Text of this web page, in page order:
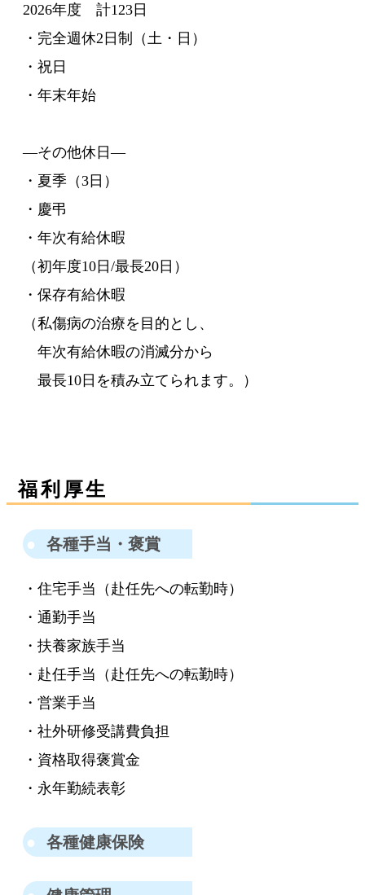
2026年度 計123日
・完全週休2日制（土・日）
・祝日
・年末年始
―その他休日―
・夏季（3日）
・慶弔
・年次有給休暇
（初年度10日/最長20日）
・保存有給休暇
（私傷病の治療を目的とし、
年次有給休暇の消滅分から
最長10日を積み立てられます。）
福利厚生
各種手当・褒賞
・住宅手当（赴任先への転勤時）
・通勤手当
・扶養家族手当
・赴任手当（赴任先への転勤時）
・営業手当
・社外研修受講費負担
・資格取得褒賞金
・永年勤続表彰
各種健康保険